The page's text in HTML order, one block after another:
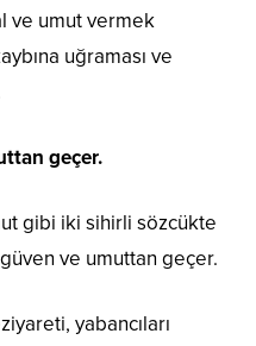
ve umut vermek
uğraması ve
geçer.
gibi iki sihirli sözcükte
ve umuttan geçer.
yabancıları